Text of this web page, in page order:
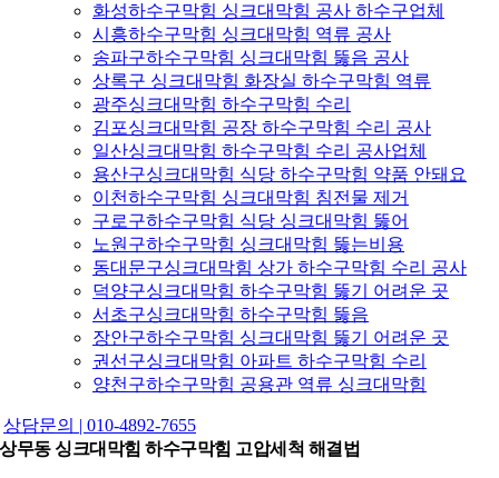
화성하수구막힘 싱크대막힘 공사 하수구업체
시흥하수구막힘 싱크대막힘 역류 공사
송파구하수구막힘 싱크대막힘 뚫음 공사
상록구 싱크대막힘 화장실 하수구막힘 역류
광주싱크대막힘 하수구막힘 수리
김포싱크대막힘 공장 하수구막힘 수리 공사
일산싱크대막힘 하수구막힘 수리 공사업체
용산구싱크대막힘 식당 하수구막힘 약품 안돼요
이천하수구막힘 싱크대막힘 침전물 제거
구로구하수구막힘 식당 싱크대막힘 뚫어
노원구하수구막힘 싱크대막힘 뚫는비용
동대문구싱크대막힘 상가 하수구막힘 수리 공사
덕양구싱크대막힘 하수구막힘 뚫기 어려운 곳
서초구싱크대막힘 하수구막힘 뚫음
장안구하수구막힘 싱크대막힘 뚫기 어려운 곳
권선구싱크대막힘 아파트 하수구막힘 수리
양천구하수구막힘 공용관 역류 싱크대막힘
상담문의 | 010-4892-7655
상무동 싱크대막힘 하수구막힘 고압세척 해결법